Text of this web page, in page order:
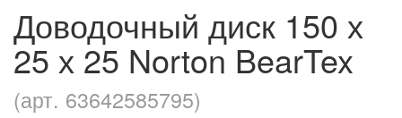
Доводочный диск 150 х
25 х 25 Norton BearTex
(арт. 63642585795)